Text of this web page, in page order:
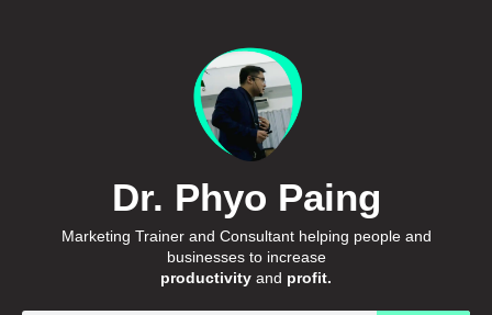
Dr. Phyo Paing
Marketing Trainer and Consultant helping people and
businesses to increase
productivity and profit.